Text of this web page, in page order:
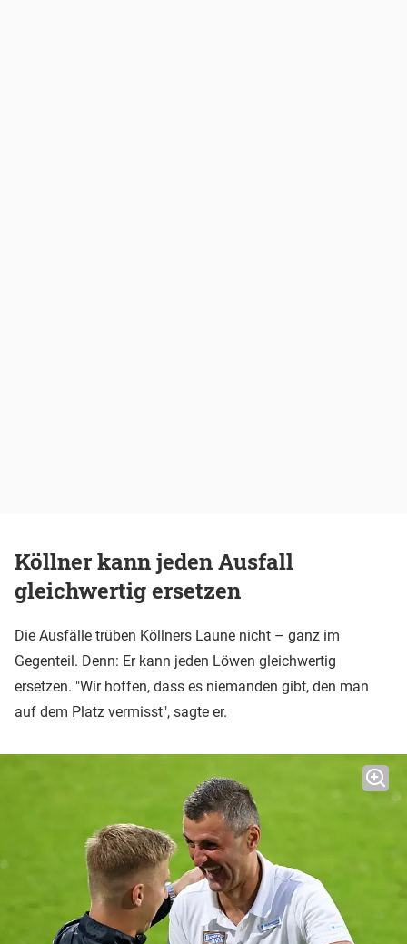
Köllner kann jeden Ausfall
gleichwertig ersetzen
Die Ausfälle trüben Köllners Laune nicht – ganz im
Gegenteil. Denn: Er kann jeden Löwen gleichwertig
ersetzen. "Wir hoffen, dass es niemanden gibt, den man
auf dem Platz vermisst", sagte er.